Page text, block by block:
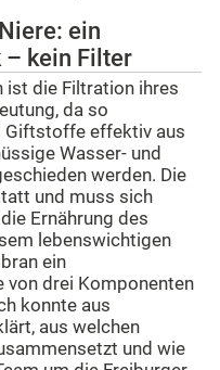
ein
– kein Filter
ist die Filtration ihres
da so
Giftstoffe effektiv aus
Wasser- und
werden. Die
und muss sich
Ernährung des
lebenswichtigen
ein
von drei Komponenten
konnte aus
aus welchen
und wie